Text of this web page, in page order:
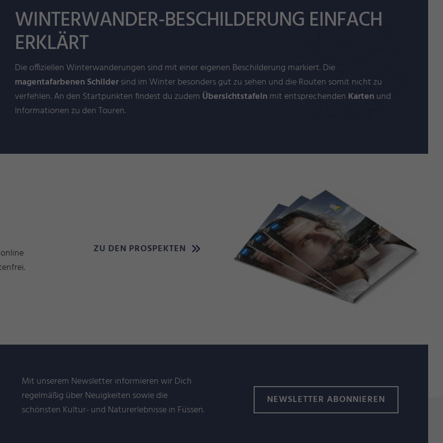
WINTERWANDER-BESCHILDERUNG EINFACH
ERKLÄRT
Die offiziellen Winterwanderungen sind mit einer eigenen Beschilderung markiert. Die
magentafarbenen Schildersind im Winter besonders gut zu sehen und die Routen somit nicht zu
verfehlen. An den Startpunkten findest du zudem Übersichtstafeln mit entsprechenden Karten und
Informationen zu den Touren.
ZU DEN PROSPEKTEN
Mit unserem Newsletter informieren wir Dich
regelmäßig über Neuigkeiten sowie die
schönsten Kultur- und Naturerlebnisse in Füssen.
NEWSLETTER ABONNIEREN